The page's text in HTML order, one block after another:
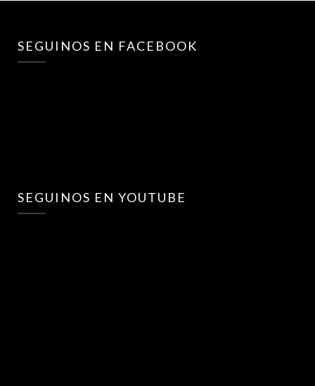
SEGUINOS EN FACEBOOK
SEGUINOS EN YOUTUBE